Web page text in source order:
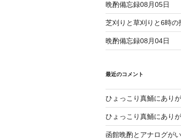
晩酌備忘録08月05日
芝刈りと草刈りと6時の
晩酌備忘録08月04日
最近のコメント
ひょっこり真鯒にありが
ひょっこり真鯒にありが
函館晩酌とアナログが